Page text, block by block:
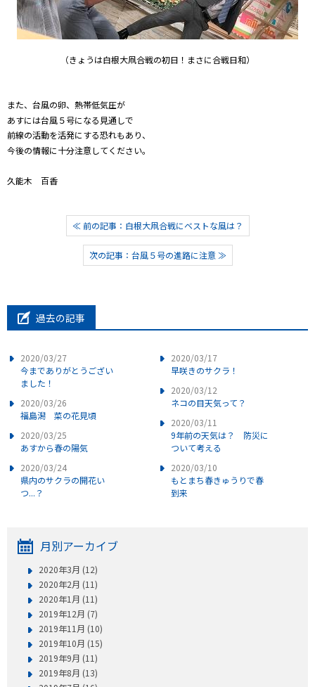
（きょうは白根大凧合戦の初日！まさに合戦日和）
また、台風の卵、熱帯低気圧が
あすには台風５号になる見通しで
前線の活動を活発にする恐れもあり、
今後の情報に十分注意してください。
久能木 百香
≪ 前の記事：白根大凧合戦にベストな風は？
次の記事：台風５号の進路に注意 ≫
過去の記事
2020/03/27
今までありがとうござい
ました！
2020/03/26
福島潟 菜の花見頃
2020/03/25
あすから春の陽気
2020/03/24
県内のサクラの開花い
つ...？
2020/03/17
早咲きのサクラ！
2020/03/12
ネコの目天気って？
2020/03/11
9年前の天気は？ 防災に
ついて考える
2020/03/10
もとまち春きゅうりで春
到来
月別アーカイブ
2020年3月 (12)
2020年2月 (11)
2020年1月 (11)
2019年12月 (7)
2019年11月 (10)
2019年10月 (15)
2019年9月 (11)
2019年8月 (13)